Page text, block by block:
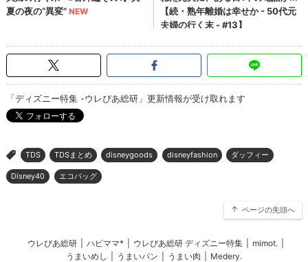
「ディズニー特集 -ウレぴあ総研」更新情報が受け取れます
> TDS TDSまとめ disneygoods disneyfashion ダッフィー
Disney40 エコバッグ
ページの先頭へ
ウレぴあ総研 ハピママ* ウレぴあ総研 ディズニー特集 mimot.
うまいめし
うまいパン うまい肉 Medery.